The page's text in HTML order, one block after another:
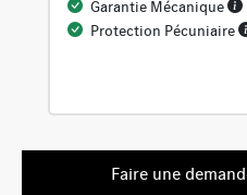
Prise 12V dans l'espace de
Essieu arrière à bras
Système de dépollution
avec réservoir d’AdBlue®
Garantie Mécanique
Protection Pécuniaire
Faire une